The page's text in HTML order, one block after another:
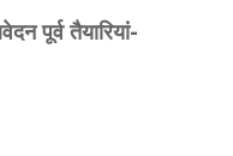
पूर्व तैयारियां-